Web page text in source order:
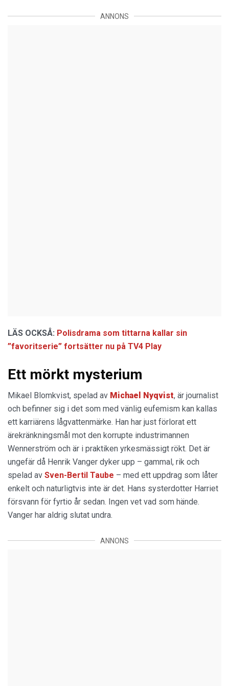
ANNONS
LÄS OCKSÅ: Polisdrama som tittarna kallar sin
”favoritserie” fortsätter nu på TV4 Play
Ett mörkt mysterium
Mikael Blomkvist, spelad av Michael Nyqvist, är journalist
och befinner sig i det som med vänlig eufemism kan kallas
ett karriärens lågvattenmärke. Han har just förlorat ett
ärekränkningsmål mot den korrupte industrimannen
Wennerström och är i praktiken yrkesmässigt rökt. Det är
ungefär då Henrik Vanger dyker upp – gammal, rik och
spelad av Sven-Bertil Taube – med ett uppdrag som låter
enkelt och naturligtvis inte är det. Hans systerdotter Harriet
försvann för fyrtio år sedan. Ingen vet vad som hände.
Vanger har aldrig slutat undra.
ANNONS